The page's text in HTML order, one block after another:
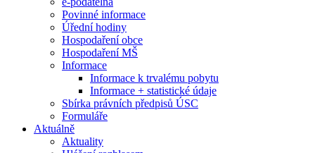
Povinné informace
Úřední hodiny
Hospodaření obce
Hospodaření MŠ
Informace
Informace k trvalému pobytu
Informace + statistické údaje
Sbírka právních předpisů ÚSC
Formuláře
Aktuálně
Aktuality